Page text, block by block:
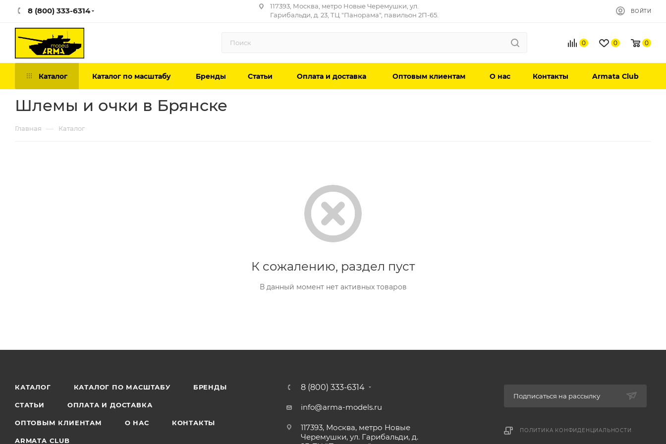
8 (800) 333-6314
117393, Москва, метро Новые Черемушки, ул.
Гарибальди, д. 23, ТЦ "Панорама", павильон 2П-65.
ВОЙТИ
0 0 0
Каталог Каталог по масштабу Бренды Статьи Оплата и доставка Оптовым клиентам О нас Контакты Armata Club
Шлемы и очки в Брянске
Главная — Каталог
К сожалению, раздел пуст
В данный момент нет активных товаров
КАТАЛОГ КАТАЛОГ ПО МАСШТАБУ БРЕНДЫ
СТАТЬИ ОПЛАТА И ДОСТАВКА
ОПТОВЫМ КЛИЕНТАМ О НАС КОНТАКТЫ
ARMATA CLUB
8 (800) 333-6314
info@arma-models.ru
117393, Москва, метро Новые
Черемушки, ул. Гарибальди, д.
Подписаться на рассылку
ПОЛИТИКА КОНФИДЕНЦИАЛЬНОСТИ